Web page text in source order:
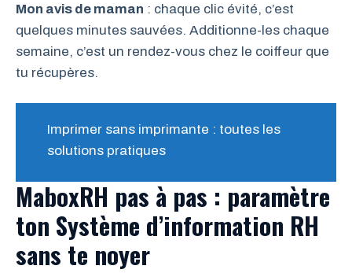
Mon avis de maman : chaque clic évité, c’est
quelques minutes sauvées. Additionne-les chaque
semaine, c’est un rendez-vous chez le coiffeur que
tu récupères.
Imprimer sans imprimante : toutes les
solutions pratiques
MaboxRH pas à pas : paramètre
ton Système d’information RH
sans te noyer